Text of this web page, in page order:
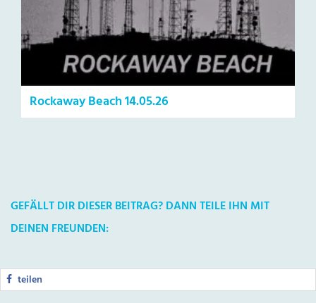
Rockaway Beach 14.05.26
GEFÄLLT DIR DIESER BEITRAG? DANN TEILE IHN MIT
DEINEN FREUNDEN:
teilen